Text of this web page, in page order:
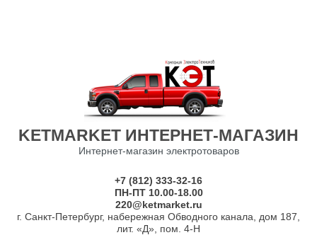
KETMARKET ИНТЕРНЕТ-МАГАЗИН
Интернет-магазин электротоваров
+7 (812) 333-32-16
ПН-ПТ 10.00-18.00
220@ketmarket.ru
г. Санкт-Петербург, набережная Обводного канала, дом 187,
лит. «Д», пом. 4-Н